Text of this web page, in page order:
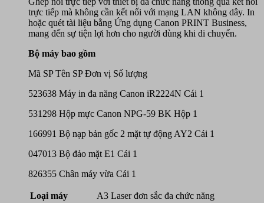
trực tiếp mà không cần kết nối với mạng LAN không dây. In
hoặc quét tài liệu bằng Ứng dụng Canon PRINT Business,
mang đến sự tiện lợi hơn cho người dùng khi di chuyển.
Bộ máy bao gồm
Mã SP Tên SP Đơn vị Số lượng
523638 Máy in đa năng Canon iR2224N Cái 1
531298 Hộp mực Canon NPG-59 BK Hộp 1
166991 Bộ nạp bản gốc 2 mặt tự động AY2 Cái 1
047013 Bộ đảo mặt E1 Cái 1
826355 Chân máy vừa Cái 1
Loại máy
A3 Laser đơn sắc đa chức năng